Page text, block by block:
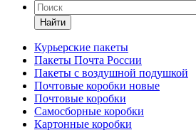
Найти
Курьерские пакеты
Пакеты Почта России
Пакеты с воздушной подушкой
Почтовые коробки новые
Почтовые коробки
Самосборные коробки
Картонные коробки